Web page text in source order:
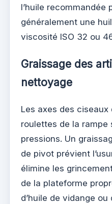
l’huile recommandée
généralement une
viscosité ISO 32 ou
Graissage des
nettoyage
Les axes des
roulettes de la rampe
pressions. Un
de pivot prévient
élimine les
de la plateforme
d’huile de vidange